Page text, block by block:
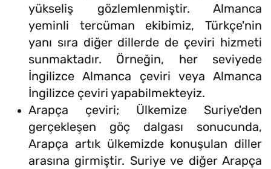
yükseliş gözlemlenmiştir. Almanca
yeminli tercüman ekibimiz, Türkçe'nin
yanı sıra diğer dillerde de çeviri hizmeti
sunmaktadır. Örneğin, her seviyede
İngilizce Almanca çeviri veya Almanca
İngilizce çeviri yapabilmekteyiz.
Arapça çeviri; Ülkemize Suriye'den
gerçekleşen göç dalgası sonucunda,
Arapça artık ülkemizde konuşulan diller
arasına girmiştir. Suriye ve diğer Arapça